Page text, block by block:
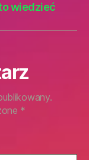
wiedzieć
*